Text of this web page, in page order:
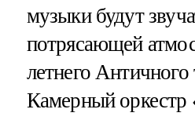
музыки будут
потрясающей
летнего Античного
Камерный оркестр